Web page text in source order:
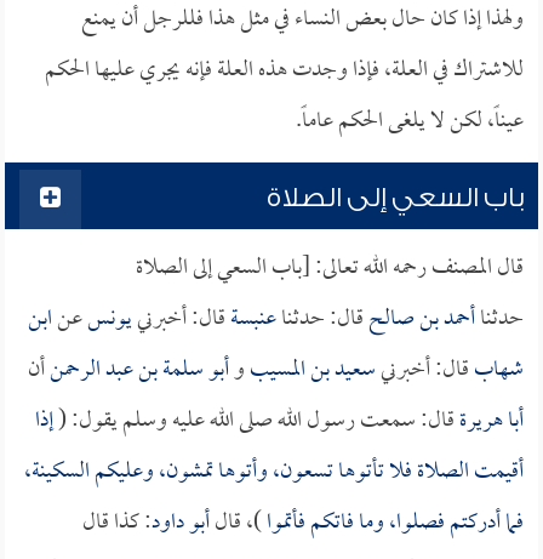
ولهذا إذا كان حال بعض النساء في مثل هذا فللرجل أن يمنع
للاشتراك في العلة، فإذا وجدت هذه العلة فإنه يجري عليها الحكم
عيناً، لكن لا يلغى الحكم عاماً.
باب السعي إلى الصلاة
قال المصنف رحمه الله تعالى: [باب السعي إلى الصلاة
حدثناأحمد بن صالحقال: حدثناعنبسةقال: أخبرنييونسعنابن
شهابقال: أخبرنيسعيد بن المسيبوأبو سلمة بن عبد الرحمنأن
أبا هريرةقال: سمعت رسول الله صلى الله عليه وسلم يقول: (إذا
أقيمت الصلاة فلا تأتوها تسعون، وأتوها تمشون، وعليكم السكينة،
فما أدركتم فصلوا، وما فاتكم فأتموا)، قالأبو داود: كذا قال